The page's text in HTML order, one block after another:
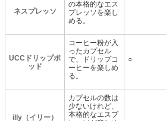
ネスプレッソ
の本格的なエス
プレッソを楽し
める。
UCCドリップポ
ッド
コーヒー粉が入
ったカプセル
で、ドリップコ
ーヒーを楽しめ
る。
○
illy（イリー）
カプセルの数は
少ないけれど、
本格的なエスプ